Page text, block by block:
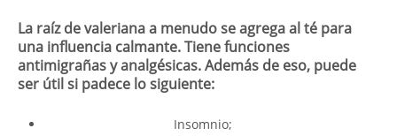
La raíz de valeriana a menudo se agrega al té para
una influencia calmante. Tiene funciones
antimigrañas y analgésicas. Además de eso, puede
ser útil si padece lo siguiente:
Insomnio;